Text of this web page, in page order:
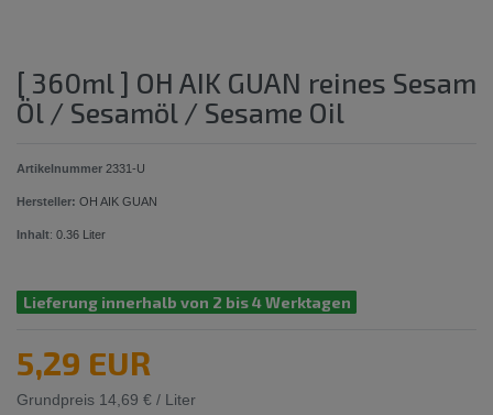
[ 360ml ] OH AIK GUAN reines Sesam
Öl / Sesamöl / Sesame Oil
Artikelnummer 2331-U
Hersteller: OH AIK GUAN
Inhalt: 0.36 Liter
Lieferung innerhalb von 2 bis 4 Werktagen
5,29 EUR
Grundpreis 14,69 € / Liter